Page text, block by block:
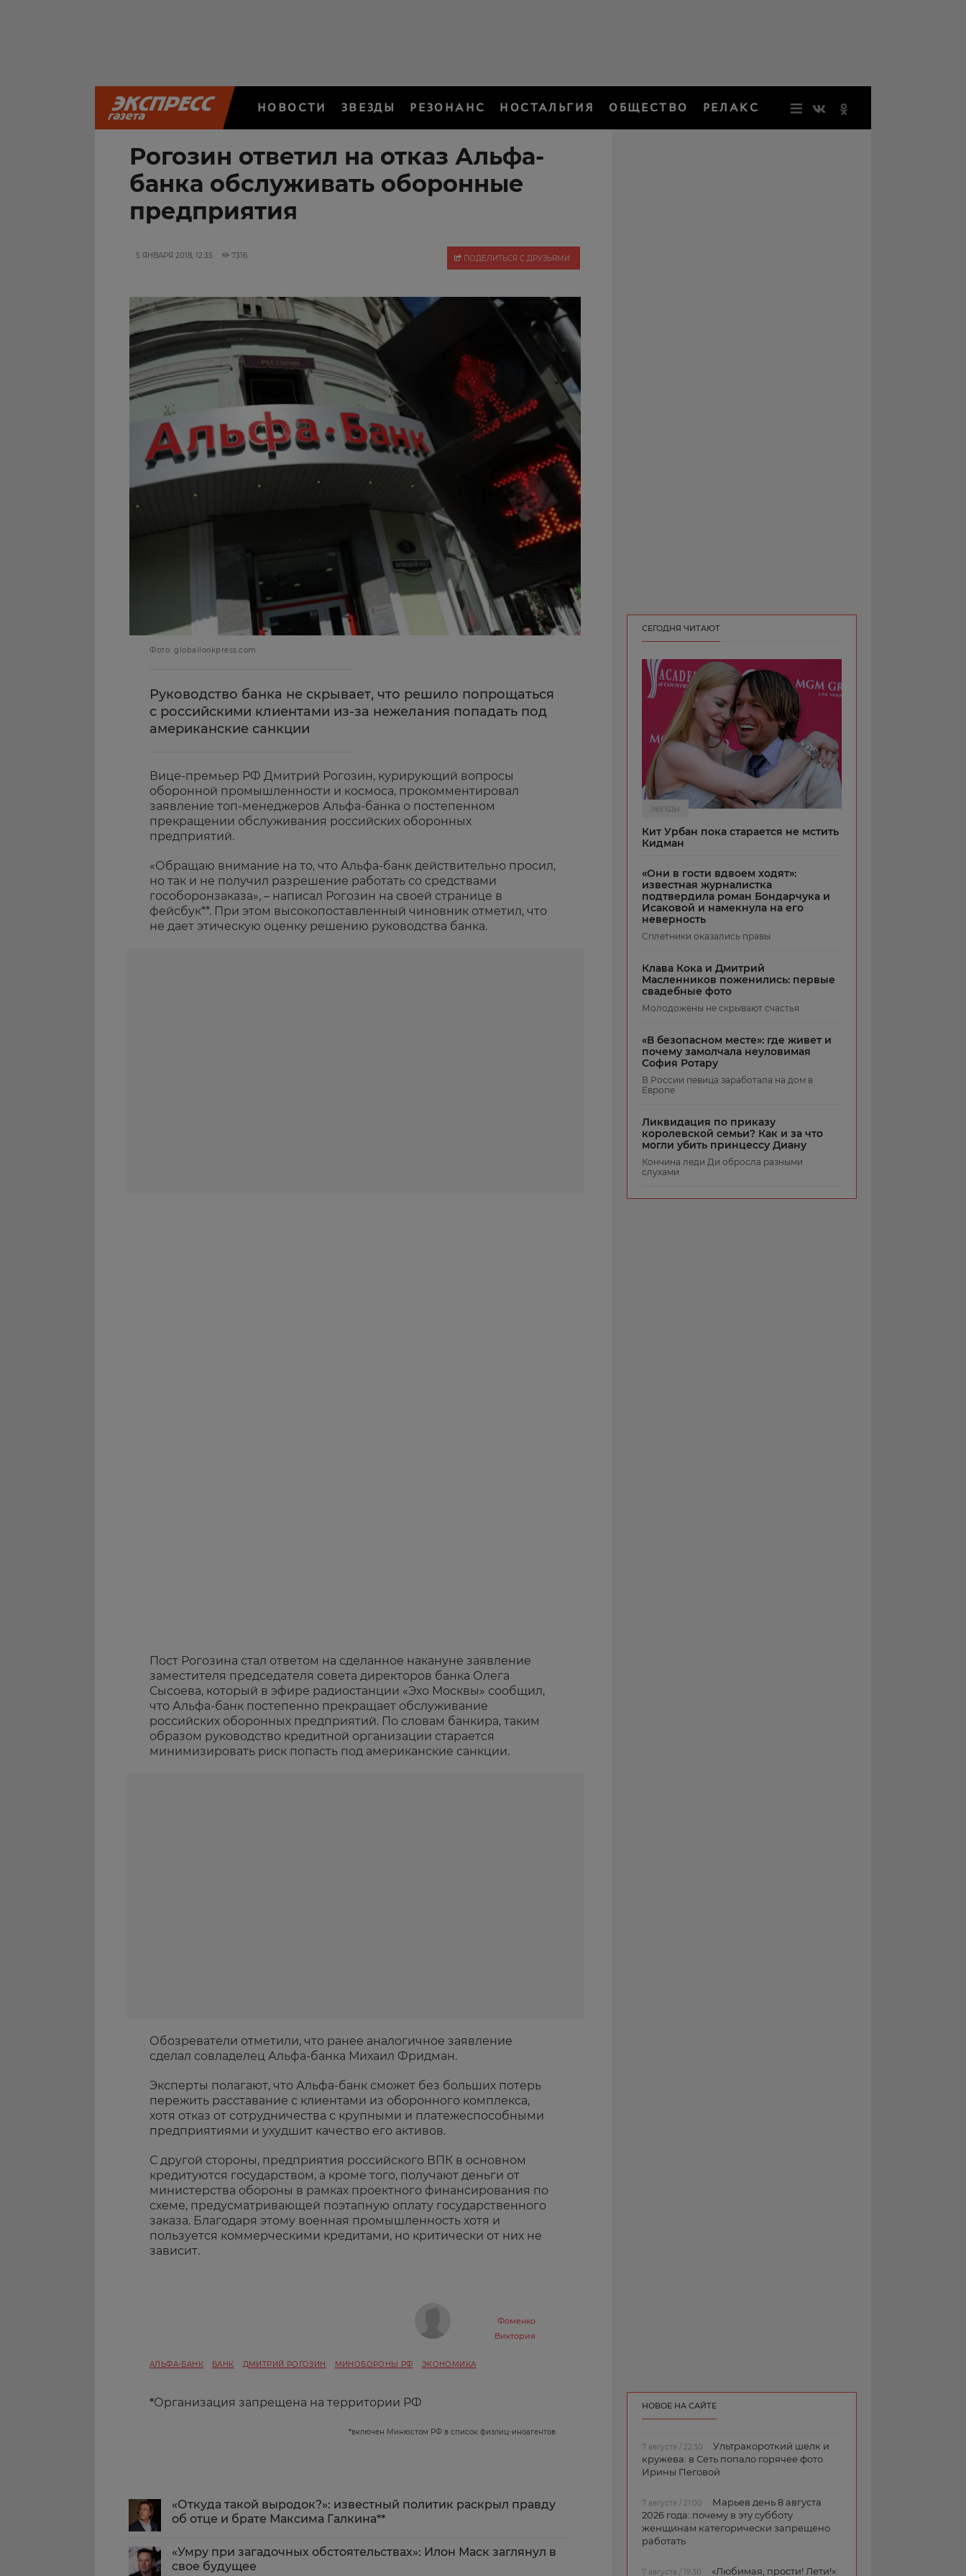
НОВОСТИ ЗВЕЗДЫ РЕЗОНАНС НОСТАЛЬГИЯ ОБЩЕСТВО РЕЛАКС
Рогозин ответил на отказ Альфа-
банка обслуживать оборонные
предприятия
5 ЯНВАРЯ 2018, 12:35 7316 ПОДЕЛИТЬСЯ С ДРУЗЬЯМИ
Фото: globallookpress.com
Руководство банка не скрывает, что решило попрощаться
с российскими клиентами из-за нежелания попадать под
американские санкции
Вице-премьер РФ Дмитрий Рогозин, курирующий вопросы
оборонной промышленности и космоса, прокомментировал
заявление топ-менеджеров Альфа-банка о постепенном
прекращении обслуживания российских оборонных
предприятий.
«Обращаю внимание на то, что Альфа-банк действительно просил,
но так и не получил разрешение работать со средствами
гособоронзаказа», – написал Рогозин на своей странице в
фейсбук**. При этом высокопоставленный чиновник отметил, что
не дает этическую оценку решению руководства банка.
Пост Рогозина стал ответом на сделанное накануне заявление
заместителя председателя совета директоров банка Олега
Сысоева, который в эфире радиостанции «Эхо Москвы» сообщил,
что Альфа-банк постепенно прекращает обслуживание
российских оборонных предприятий. По словам банкира, таким
образом руководство кредитной организации старается
минимизировать риск попасть под американские санкции.
Обозреватели отметили, что ранее аналогичное заявление
сделал совладелец Альфа-банка Михаил Фридман.
Эксперты полагают, что Альфа-банк сможет без больших потерь
пережить расставание с клиентами из оборонного комплекса,
хотя отказ от сотрудничества с крупными и платежеспособными
предприятиями и ухудшит качество его активов.
С другой стороны, предприятия российского ВПК в основном
кредитуются государством, а кроме того, получают деньги от
министерства обороны в рамках проектного финансирования по
схеме, предусматривающей поэтапную оплату государственного
заказа. Благодаря этому военная промышленность хотя и
пользуется коммерческими кредитами, но критически от них не
зависит.
Фоменко
Виктория
АЛЬФА-БАНК БАНК ДМИТРИЙ РОГОЗИН МИНОБОРОНЫ РФ ЭКОНОМИКА
*Организация запрещена на территории РФ
*включен Минюстом РФ в список физлиц-иноагентов
«Откуда такой выродок?»: известный политик раскрыл правду
об отце и брате Максима Галкина**
«Умру при загадочных обстоятельствах»: Илон Маск заглянул в
свое будущее
СЕГОДНЯ ЧИТАЮТ
ЗВЕЗДЫ
Кит Урбан пока старается не мстить
Кидман
«Они в гости вдвоем ходят»:
известная журналистка
подтвердила роман Бондарчука и
Исаковой и намекнула на его
неверность
Сплетники оказались правы
Клава Кока и Дмитрий
Масленников поженились: первые
свадебные фото
Молодожены не скрывают счастья
«В безопасном месте»: где живет и
почему замолчала неуловимая
София Ротару
В России певица заработала на дом в
Европе
Ликвидация по приказу
королевской семьи? Как и за что
могли убить принцессу Диану
Кончина леди Ди обросла разными
слухами
НОВОЕ НА САЙТЕ
7 августа / 22:30
Ультракороткий шелк и
кружева: в Сеть попало горячее фото
Ирины Пеговой
7 августа / 21:00
Марьев день 8 августа
2026 года: почему в эту субботу
женщинам категорически запрещено
работать
7 августа / 19:30 «Любимая, прости! Лети!»: